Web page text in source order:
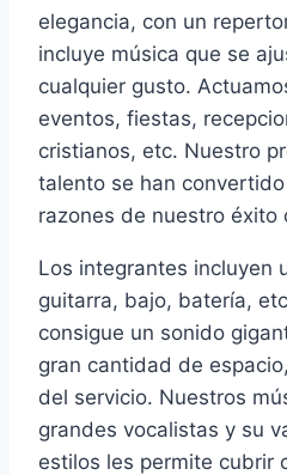
elegancia, con un
incluye música que se
cualquier gusto.
eventos, fiestas,
cristianos, etc. Nuestro
talento se han
razones de nuestro éxito
Los integrantes incluyen
guitarra, bajo, batería,
consigue un sonido
gran cantidad de
del servicio. Nuestros
grandes vocalistas y su
estilos les permite cubrir